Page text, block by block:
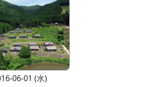
06-01 (水)